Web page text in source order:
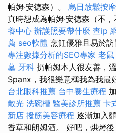
帕姆·安德森）。 烏日放鬆按摩
真時想成為帕姆·安德森（不
養中心 辦護照要帶什麼 查ip
薦 seo軟體 烹飪優雅且易於訪
專注數據分析的SEO專家 老鼠
墓 牙科 扔帕姆本人很友善，
Spanx，我很樂意稱我為我最
台北眼科推薦 台中養生療程
散光 洗碗槽 醫美診所推薦 卡
新店 撥筋美容療程 逐漸加入
香草和朗姆酒。 好吧，烘烤